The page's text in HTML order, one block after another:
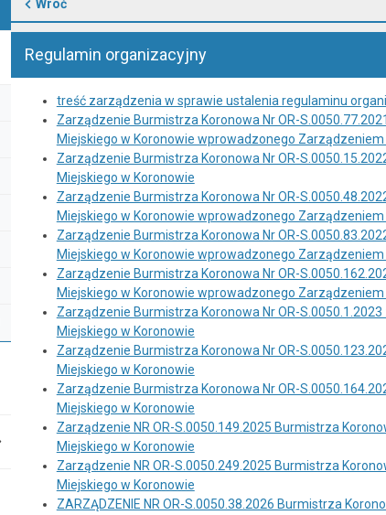
Wróć
Regulamin organizacyjny
treść zarządzenia w sprawie ustalenia regulaminu
Zarządzenie Burmistrza Koronowa Nr OR-
Miejskiego w Koronowie wprowadzonego
Zarządzenie Burmistrza Koronowa Nr OR-
Miejskiego w Koronowie
Zarządzenie Burmistrza Koronowa Nr OR-
Miejskiego w Koronowie wprowadzonego
Zarządzenie Burmistrza Koronowa Nr OR-
Miejskiego w Koronowie wprowadzonego
Zarządzenie Burmistrza Koronowa Nr OR-
Miejskiego w Koronowie wprowadzonego
Zarządzenie Burmistrza Koronowa Nr OR-
Miejskiego w Koronowie
Zarządzenie Burmistrza Koronowa Nr OR-
Miejskiego w Koronowie
Zarządzenie Burmistrza Koronowa Nr OR-
Miejskiego w Koronowie
Zarządzenie NR OR-S.0050.149.2025 Burmistrza
Miejskiego w Koronowie
Zarządzenie NR OR-S.0050.249.2025 Burmistrza
Miejskiego w Koronowie
ZARZĄDZENIE NR OR-S.0050.38.2026 Burmistrza